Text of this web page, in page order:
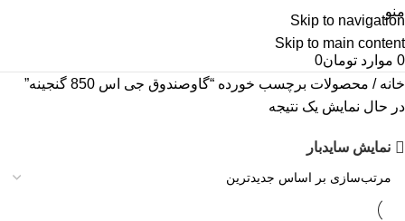
Skip to navigation
Skip to main content
منو
0 موارد تومان0
خانه محصولات برچسب خورده “گاوصندوق جی اس 850 گنجینه”
در حال نمایش یک نتیجه
نمایش سایدبار